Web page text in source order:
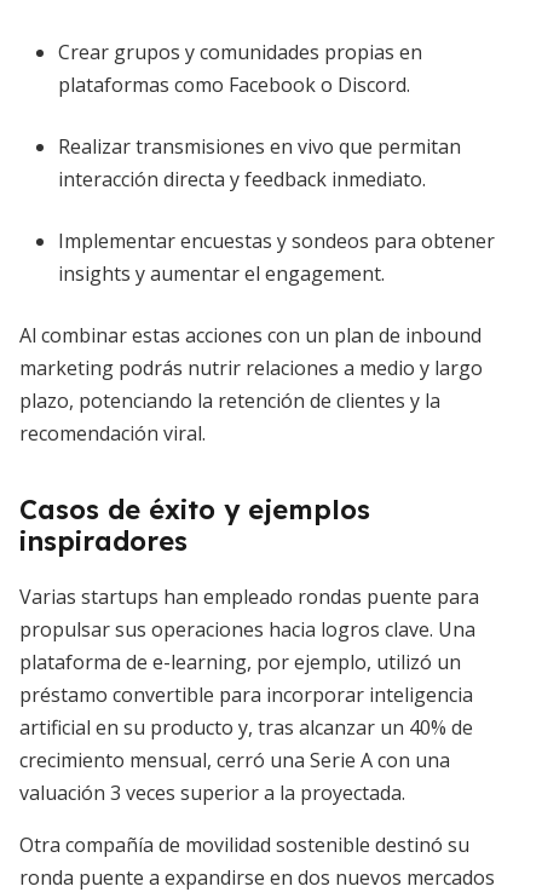
Crear grupos y comunidades propias en
plataformas como Facebook o Discord.
Realizar transmisiones en vivo que permitan
interacción directa y feedback inmediato.
Implementar encuestas y sondeos para obtener
insights y aumentar el engagement.
Al combinar estas acciones con un plan de inbound
marketing podrás nutrir relaciones a medio y largo
plazo, potenciando la retención de clientes y la
recomendación viral.
Casos de éxito y ejemplos
inspiradores
Varias startups han empleado rondas puente para
propulsar sus operaciones hacia logros clave. Una
plataforma de e-learning, por ejemplo, utilizó un
préstamo convertible para incorporar inteligencia
artificial en su producto y, tras alcanzar un 40% de
crecimiento mensual, cerró una Serie A con una
valuación 3 veces superior a la proyectada.
Otra compañía de movilidad sostenible destinó su
ronda puente a expandirse en dos nuevos mercados